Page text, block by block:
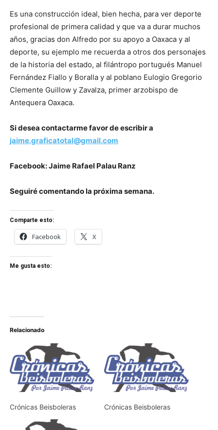
Es una construcción ideal, bien hecha, para ver deporte
profesional de primera calidad y que va a durar muchos
años, gracias don Alfredo por su apoyo a Oaxaca y al
deporte, su ejemplo me recuerda a otros dos personajes
de la historia del estado, al filántropo portugués Manuel
Fernández Fiallo y Boralla y al poblano Eulogio Gregorio
Clemente Guillow y Zavalza, primer arzobispo de
Antequera Oaxaca.
Si desea contactarme favor de escribir a
jaime.graficatotal@gmail.com
Facebook: Jaime Rafael Palau Ranz
Seguiré comentando la próxima semana.
Comparte esto:
Facebook X
Me gusta esto:
Relacionado
Crónicas Beisboleras Crónicas Beisboleras